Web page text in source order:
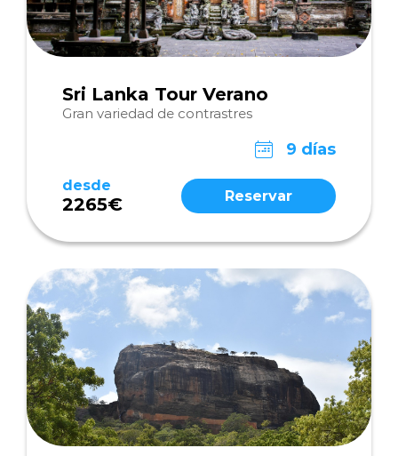
Sri Lanka Tour Verano
Gran variedad de contrastres
9 días
desde
2265€ Reservar